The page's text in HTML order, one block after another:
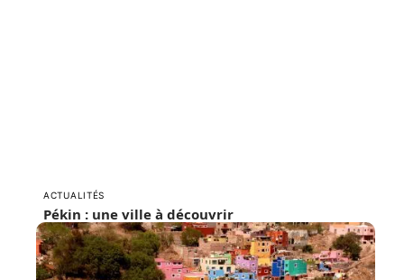
ACTUALITÉS
Pékin : une ville à découvrir